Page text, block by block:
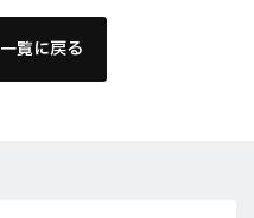
一覧に戻る